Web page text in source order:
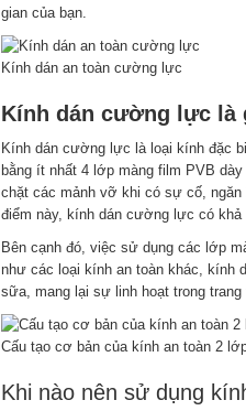
gian của bạn.
Kính dán an toàn cường lực
Kính dán cường lực là
Kính dán cường lực là loại kính đặc
bằng ít nhất 4 lớp màng film PVB
chặt các mảnh vỡ khi có sự cố, ngăn
điểm này, kính dán cường lực có
Bên cạnh đó, việc sử dụng các lớp
như các loại kính an toàn khác, kính
sữa, mang lại sự linh hoạt trong
Cấu tạo cơ bản của kính an toàn 2
Khi nào nên sử dụng